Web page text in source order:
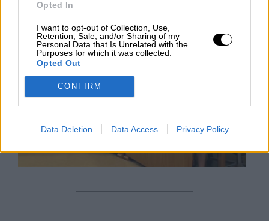
Opted In
I want to opt-out of Collection, Use,
Retention, Sale, and/or Sharing of my
Personal Data that Is Unrelated with the
Purposes for which it was collected.
Opted Out
CONFIRM
Data Deletion Data Access Privacy Policy